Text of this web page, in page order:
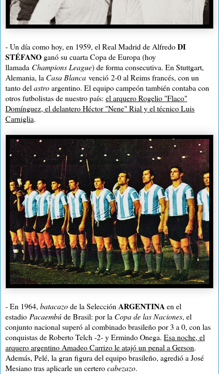
- Un día como hoy, en 1959, el Real Madrid de AlfredoDI
STÉFANO ganó su cuarta Copa de Europa (hoy
llamada Champions League) de forma consecutiva. En Stuttgart,
Alemania, la Casa Blanca venció 2-0 al Reims francés, con un
tanto del astroargentino. El equipo campeón también contaba con
otros futbolistas de nuestro país: el arquero Rogelio "Flaco"
Domínguez, el delantero Héctor "Nene" Rial y el técnico Luis
Carniglia.
- En 1964, batacazodela SelecciónARGENTINAen el
estadio Pacaembúde Brasil: porla Copade las Naciones, el
conjunto nacional superó al combinado brasileño por3 a0, con las
conquistas de Roberto Telch -2- y Ermindo Onega. Esa noche, el
arquero argentino Amadeo Carrizo le atajó un penal a Gerson.
Además, Pelé, la gran figura del equipo brasileño, agredió a José
Mesiano tras aplicarle un certerocabezazo.